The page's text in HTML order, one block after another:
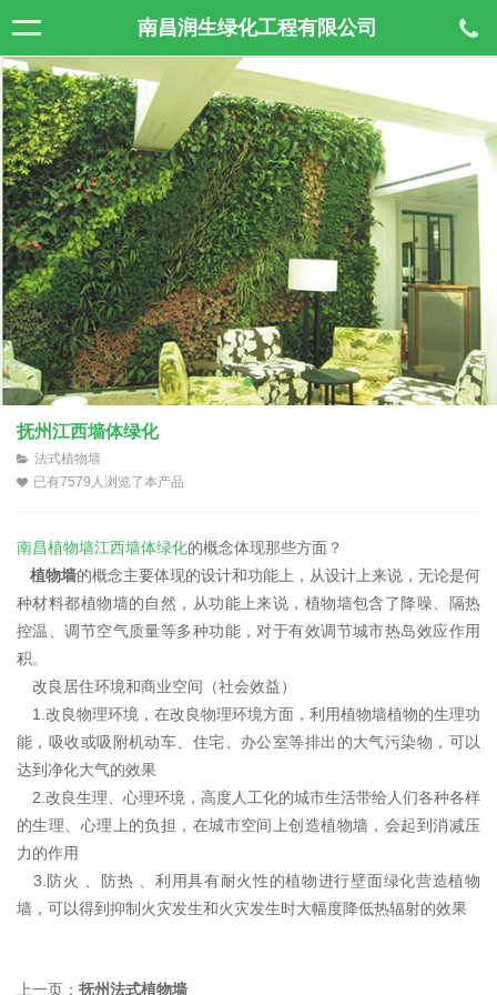
南昌润生绿化工程有限公司
抚州江西墙体绿化
法式植物墙
已有7579人浏览了本产品
南昌植物墙江西墙体绿化的概念体现那些方面？
植物墙的概念主要体现的设计和功能上，从设计上来说，无论是何
种材料都植物墙的自然，从功能上来说，植物墙包含了降噪、隔热
控温、调节空气质量等多种功能，对于有效调节城市热岛效应作用
积。
改良居住环境和商业空间（社会效益）
1.改良物理环境，在改良物理环境方面，利用植物墙植物的生理功
能，吸收或吸附机动车、住宅、办公室等排出的大气污染物，可以
达到净化大气的效果
2.改良生理、心理环境，高度人工化的城市生活带给人们各种各样
的生理、心理上的负担，在城市空间上创造植物墙，会起到消减压
力的作用
3.防火 、防热 、利用具有耐火性的植物进行壁面绿化营造植物
墙，可以得到抑制火灾发生和火灾发生时大幅度降低热辐射的效果
上一页： 抚州法式植物墙